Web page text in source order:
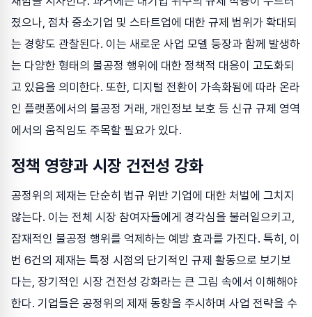
졌으나, 점차 중소기업 및 스타트업에 대한 규제 범위가 확대되
는 경향도 관찰된다. 이는 새로운 사업 모델 등장과 함께 발생하
는 다양한 형태의 불공정 행위에 대한 정책적 대응이 고도화되
고 있음을 의미한다. 또한, 디지털 전환이 가속화됨에 따라 온라
인 플랫폼에서의 불공정 거래, 개인정보 보호 등 신규 규제 영역
에서의 움직임도 주목할 필요가 있다.
정책 영향과 시장 건전성 강화
공정위의 제재는 단순히 법규 위반 기업에 대한 처벌에 그치지
않는다. 이는 전체 시장 참여자들에게 경각심을 불러일으키고,
잠재적인 불공정 행위를 억제하는 예방 효과를 가진다. 특히, 이
번 6건의 제재는 특정 시점의 단기적인 규제 활동으로 보기보
다는, 장기적인 시장 건전성 강화라는 큰 그림 속에서 이해해야
한다. 기업들은 공정위의 제재 동향을 주시하며 사업 전략을 수